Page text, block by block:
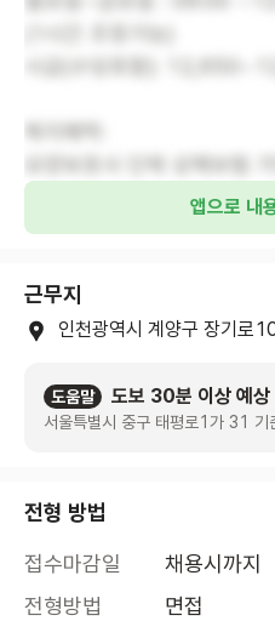
앱으로 내
근무지
인천광역시 계양구 장기로
도움말 도보 30분 이상 예상
서울특별시 중구 태평로1가 31 기
전형 방법
접수마감일
채용시까지
전형방법
면접